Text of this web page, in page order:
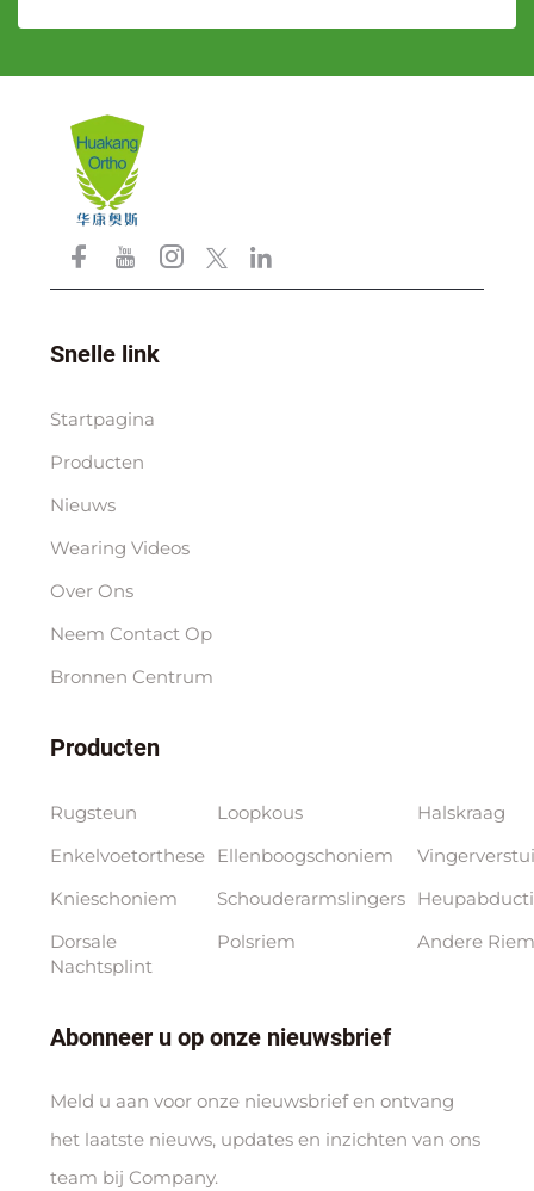
Snelle link
Startpagina
Producten
Nieuws
Wearing Videos
Over Ons
Neem Contact Op
Bronnen Centrum
Producten
Rugsteun
Enkelvoetorthese
Knieschoniem
Dorsale
Nachtsplint
Loopkous
Ellenboogschoniem
Schouderarmslingers
Polsriem
Halskraag
Andere
Abonneer u op onze nieuwsbrief
Meld u aan voor onze nieuwsbrief en ontvang
het laatste nieuws, updates en inzichten van ons
team bij Company.